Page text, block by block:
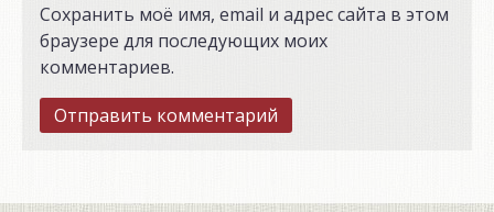
Сохранить моё имя, email и адрес сайта в этом
браузере для последующих моих
комментариев.